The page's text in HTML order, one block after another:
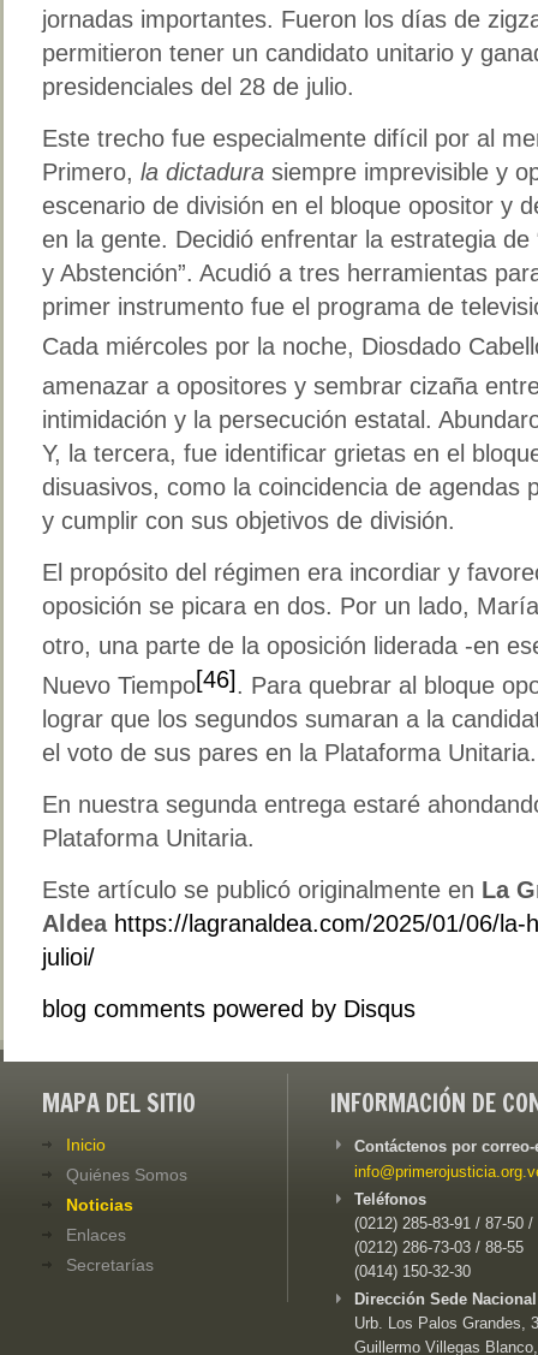
jornadas importantes. Fueron los días de
permitieron tener un candidato unitario y
presidenciales del 28 de julio.
Este trecho fue especialmente difícil por al
Primero, la dictadura siempre imprevisible y
escenario de división en el bloque opositor y
en la gente. Decidió enfrentar la estrategia de
y Abstención”. Acudió a tres herramientas
primer instrumento fue el programa de
Cada miércoles por la noche, Diosdado
amenazar a opositores y sembrar cizaña
intimidación y la persecución estatal.
Y, la tercera, fue identificar grietas en el
disuasivos, como la coincidencia de agendas
y cumplir con sus objetivos de división.
El propósito del régimen era incordiar y
oposición se picara en dos. Por un lado,
otro, una parte de la oposición liderada -en
Nuevo Tiempo[46]. Para quebrar al bloque
lograr que los segundos sumaran a la
el voto de sus pares en la Plataforma Unitaria.
En nuestra segunda entrega estaré
Plataforma Unitaria.
Este artículo se publicó originalmente en La
Aldea https://lagranaldea.com/2025/01/06/la-
julioi/
blog comments powered by Disqus
MAPA DEL SITIO
Inicio
Quiénes Somos
Noticias
Enlaces
Secretarías
INFORMACIÓN DE
Contáctenos por
Teléfonos
(0212) 285-83-91 / 87-50 /
(0212) 286-73-03 / 88-55
(0414) 150-32-30
Dirección Sede
Urb. Los Palos Grandes,
Guillermo Villegas